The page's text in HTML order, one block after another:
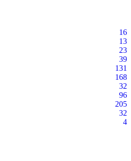
16
13
23
39
131
168
32
96
205
32
4